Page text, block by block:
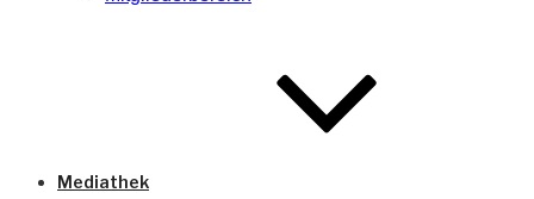
Mediathek